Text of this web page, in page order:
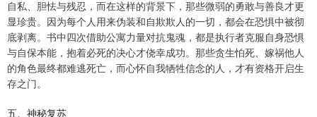
自私、胆怯与残忍，而在这样的背景下，那些微弱的勇敢与善良才更
显珍贵。因为每个人用来伪装和自欺欺人的一切，都会在恐惧中被彻
底剥离。书中四次借助公寓力量对抗鬼魂，都是执行者克服自身恐惧
与自保本能，抱着必死的决心才侥幸成功。那些贪生怕死、嫁祸他人
的角色最终都难逃死亡，而心怀自我牺牲信念的人，才有资格开启生
存之门。
五、神秘复苏